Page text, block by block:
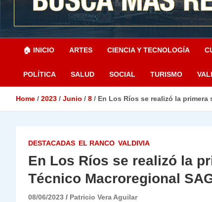
🏠 INICIO ARTES CIENCIA Y TECNOLOGÍA
POLÍTICA SALUD SOCIAL TURISMO
Home 2023 Junio 8 En Los Ríos se realizó la
DESTACADAS EL RANCO VALDIVIA
En Los Ríos se realizó la
Técnico Macroregional
08/06/2023 Patricio Vera Aguilar